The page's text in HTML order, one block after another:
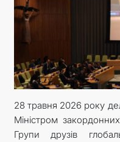
28 травня 2026 року
Міністром
Групи друзів